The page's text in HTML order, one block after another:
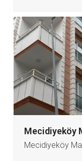
Mecidiyeköy
Mecidiyeköy